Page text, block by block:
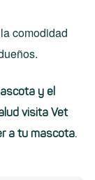
comodidad
y el
visita Vet
a tu mascota.